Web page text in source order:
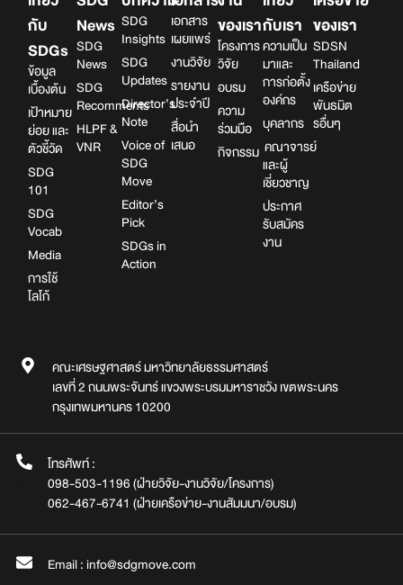
กับ
SDGs
ข้อมูล
เบื้องต้น
เป้าหมาย
ย่อย และ
ตัวชี้วัด
SDG
101
SDG
Vocab
Media
การใช้
โลโก้
News
SDG
News
SDG
Recomments
HLPF &
VNR
SDG
Insights
SDG
Updates
Director’s
Note
Voice of
SDG
Move
Editor’s
Pick
SDGs in
Action
เอกสาร
เผยแพร่
งานวิจัย
รายงาน
ประจำปี
สื่อนำ
เสนอ
ของเรา
โครงการ
วิจัย
อบรม
ความ
ร่วมมือ
กิจกรรม
กับเรา
ความเป็น
มาและ
การก่อตั้ง
องค์กร
บุคลากร
คณาจารย์
และผู้
เชี่ยวชาญ
ประกาศ
รับสมัคร
งาน
ของเรา
SDSN
Thailand
เครือข่าย
พันธมิต
รอื่นๆ
คณะเศรษฐศาสตร์ มหาวิทยาลัยธรรมศาสตร์
เลขที่ 2 ถนนพระจันทร์ แขวงพระบรมมหาราชวัง เขตพระนคร
กรุงเทพมหานคร 10200
โทรศัพท์ :
098-503-1196 (ฝ่ายวิจัย-งานวิจัย/โครงการ)
062-467-6741 (ฝ่ายเครือข่าย-งานสัมมนา/อบรม)
Email : info@sdgmove.com